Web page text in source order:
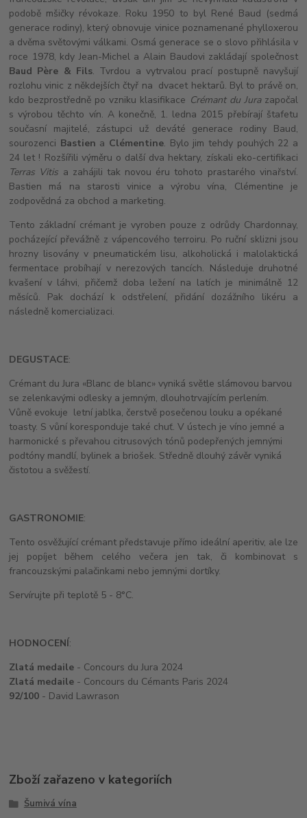
podobě mšičky révokaze. Roku 1950 to byl René Baud (sedmá
generace rodiny), který obnovuje vinice poznamenané phylloxerou
a dvěma světovými válkami. Osmá generace se o slovo přihlásila v
roce 1978, kdy Jean-Michel a Alain Baudovi zakládají společnost
Baud Père & Fils. Tvrdou a vytrvalou prací postupně navyšují
rozlohu vinic z někdejších čtyř na dvacet hektarů. Byl to právě on,
kdo bezprostředně po vzniku klasifikace Crémant du Jurazapočal
s výrobou těchto vín. A konečně, 1. ledna 2015 přebírají štafetu
současní majitelé, zástupci už deváté generace rodiny Baud,
sourozenci Bastien a Clémentine. Bylo jim tehdy pouhých 22 a
24 let ! Rozšířili výměru o další dva hektary, získali eko-certifikaci
Terras Vitis a zahájili tak novou éru tohoto prastarého vinařství.
Bastien má na starosti vinice a výrobu vína, Clémentine je
zodpovědná za obchod a marketing.
Tento základní crémant je vyroben pouze z odrůdy Chardonnay,
pocházející převážně z vápencového terroiru. Po ruční sklizni jsou
hrozny lisovány v pneumatickém lisu, alkoholická i malolaktická
fermentace probíhají v nerezových tancích. Následuje druhotné
kvašení v láhvi, přičemž doba ležení na latích je minimálně 12
měsíců. Pak dochází k odstřelení, přidání dozážního likéru a
následně komercializaci.
DEGUSTACE:
Crémant du Jura «Blanc de blanc» vyniká světle slámovou barvou
se zelenkavými odlesky a jemným, dlouhotrvajícím perlením.
Vůně evokuje letní jablka, čerstvě posečenou louku a opékané
toasty. S vůní koresponduje také chuť. V ústech je víno jemné a
harmonické s převahou citrusových tónů podepřených jemnými
podtóny mandlí, bylinek a briošek. Středně dlouhý závěr vyniká
čistotou a svěžestí.
GASTRONOMIE:
Tento osvěžující crémant představuje přímo ideální aperitiv, ale lze
jej popíjet během celého večera jen tak, či kombinovat s
francouzskými palačinkami nebo jemnými dortíky.
Servírujte při teplotě 5 - 8°C.
HODNOCENÍ:
Zlatá medaile - Concours du Jura 2024
Zlatá medaile - Concours du Cémants Paris 2024
92/100 - David Lawrason
Zboží zařazeno v kategoriích
Šumivá vína